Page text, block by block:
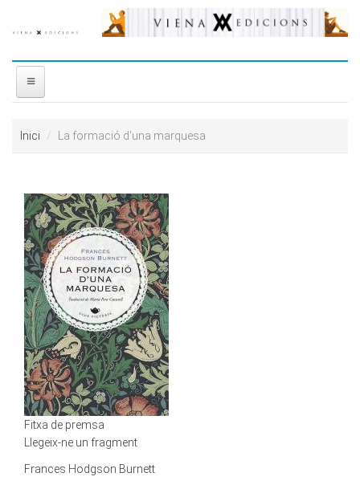
DISTRIBUÏDORA
PREMIS
CONTACTE
Inici La formació d'una marquesa
Fitxa de premsa
Llegeix-ne un fragment
Frances Hodgson Burnett